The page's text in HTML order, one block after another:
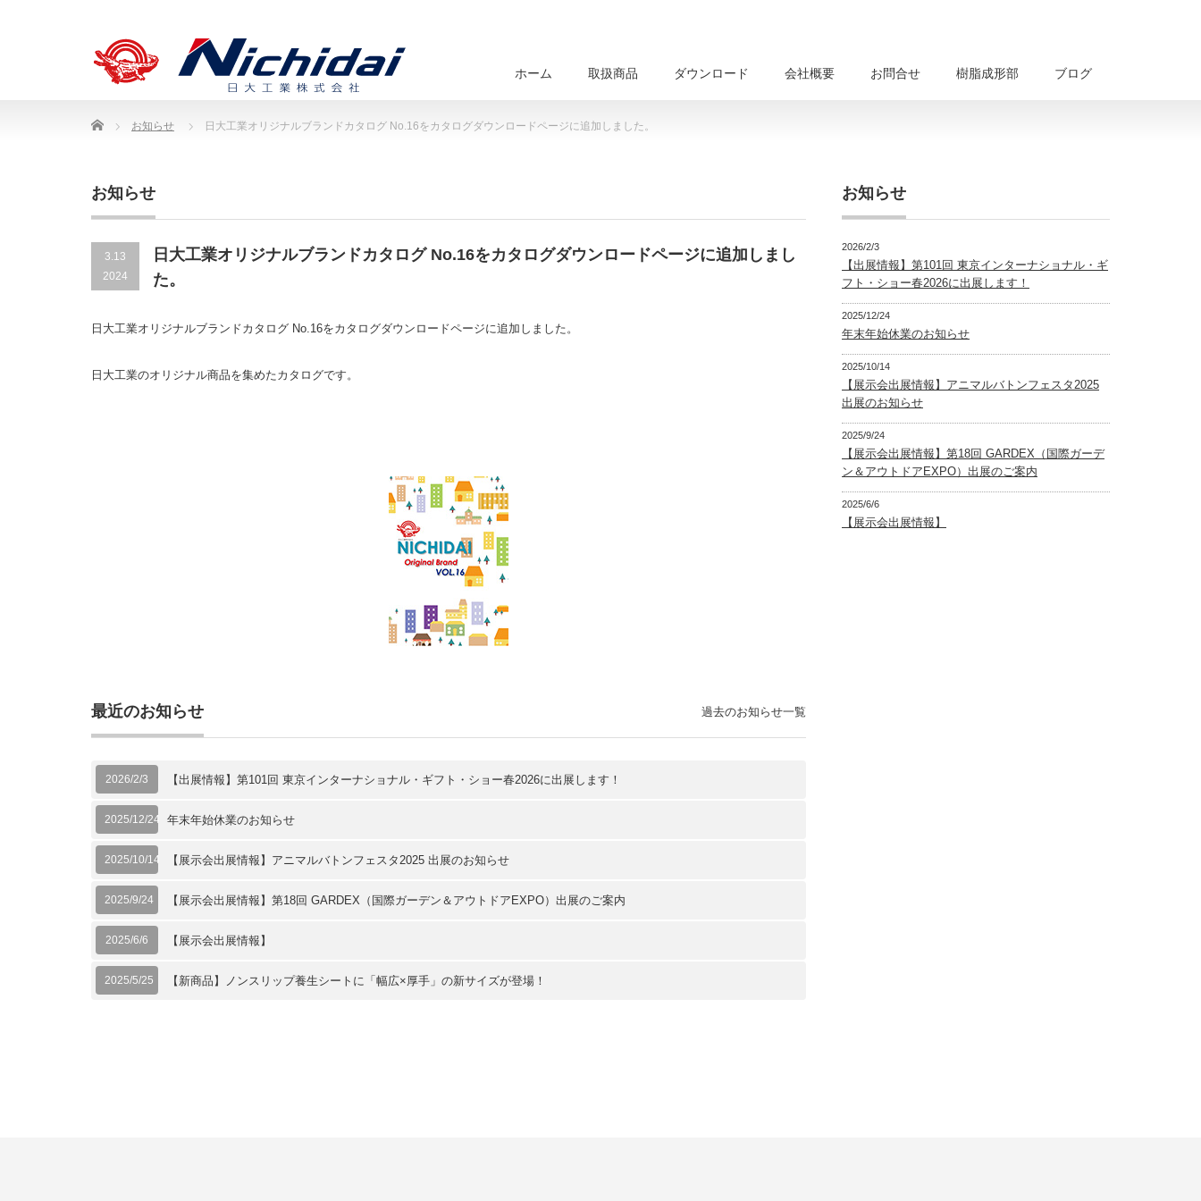
ホーム 取扱商品 ダウンロード 会社概要 お問合せ 樹脂成形部 ブログ
Home お知らせ 日大工業オリジナルブランドカタログ No.16をカタログダウンロードページに追加しました。
お知らせ
3.13
2024
日大工業オリジナルブランドカタログ No.16をカタログダウンロードページに追加しまし
た。
日大工業オリジナルブランドカタログ No.16をカタログダウンロードページに追加しました。
日大工業のオリジナル商品を集めたカタログです。
最近のお知らせ
2026/2/3 【出展情報】第101回 東京インターナショナル・ギフト・ショー春2026に出展します！
2025/12/24 年末年始休業のお知らせ
2025/10/14 【展示会出展情報】アニマルバトンフェスタ2025 出展のお知らせ
2025/9/24 【展示会出展情報】第18回 GARDEX（国際ガーデン＆アウトドアEXPO）出展のご案内
2025/6/6 【展示会出展情報】
2025/5/25 【新商品】ノンスリップ養生シートに「幅広×厚手」の新サイズが登場！
過去のお知らせ一覧
お知らせ
2026/2/3
【出展情報】第101回 東京インターナショナル・ギ
フト・ショー春2026に出展します！
2025/12/24
年末年始休業のお知らせ
2025/10/14
【展示会出展情報】アニマルバトンフェスタ2025
出展のお知らせ
2025/9/24
【展示会出展情報】第18回 GARDEX（国際ガーデ
ン＆アウトドアEXPO）出展のご案内
2025/6/6
【展示会出展情報】